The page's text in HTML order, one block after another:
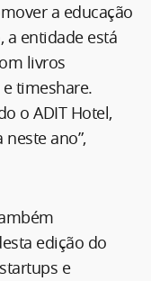
a educação
a entidade está
livros
timeshare.
o ADIT Hotel,
ano”,
edição do
e